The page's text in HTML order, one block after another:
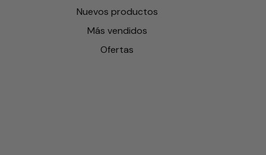
Nuevos productos
Más vendidos
Ofertas